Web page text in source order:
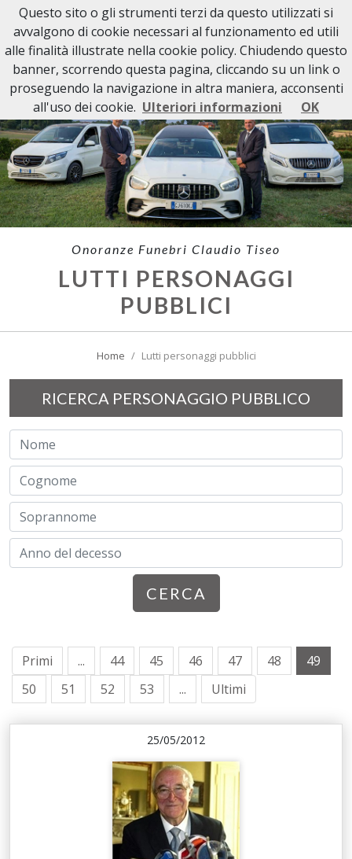
Onoranze Funebri Claudio Tiseo
LUTTI PERSONAGGI
PUBBLICI
Home Lutti personaggi pubblici
RICERCA PERSONAGGIO PUBBLICO
CERCA
Primi ... 44 45 46 47 48
49
50
51 52 53 ... Ultimi
25/05/2012
Questo sito o gli strumenti terzi da questo utilizzati si
avvalgono di cookie necessari al funzionamento ed utili
alle finalità illustrate nella cookie policy. Chiudendo questo
banner, scorrendo questa pagina, cliccando su un link o
proseguendo la navigazione in altra maniera, acconsenti
all'uso dei cookie. Ulteriori informazioni OK